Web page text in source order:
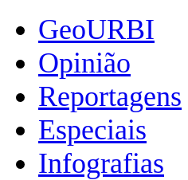
GeoURBI
Opinião
Reportagens
Especiais
Infografias